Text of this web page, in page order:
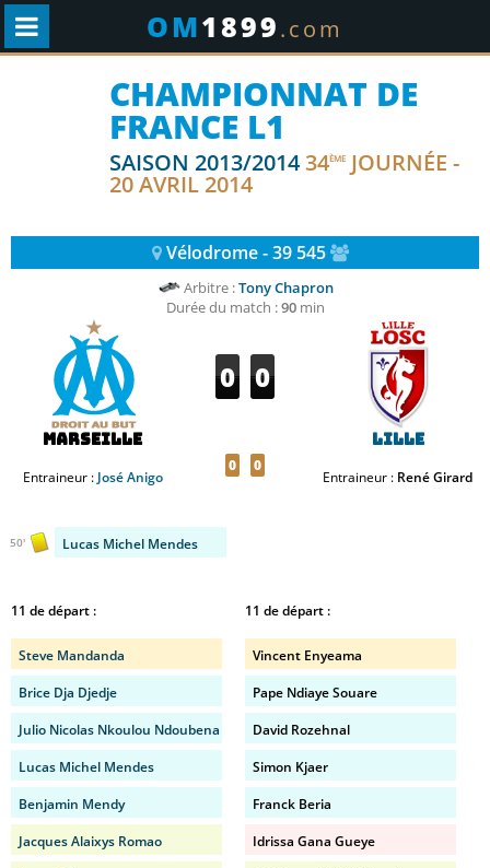
OM1899.com
CHAMPIONNAT DE
FRANCE L1
SAISON 2013/201434ÈME JOURNÉE -
20 AVRIL 2014
Vélodrome - 39 545
Arbitre :Tony Chapron
Durée du match :90min
Marseille
Entraineur : José Anigo
0 0
0 0
Lille
Entraineur : René Girard
Lucas Michel Mendes
50'
11 de départ :
Steve Mandanda
Brice Dja Djedje
Julio Nicolas Nkoulou Ndoubena
Lucas Michel Mendes
Benjamin Mendy
Jacques Alaixys Romao
11 de départ :
Vincent Enyeama
Pape Ndiaye Souare
David Rozehnal
Simon Kjaer
Franck Beria
Idrissa Gana Gueye